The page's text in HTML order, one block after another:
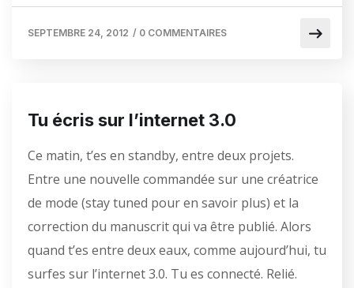
SEPTEMBRE 24, 2012 / 0 COMMENTAIRES
Tu écris sur l’internet 3.0
Ce matin, t’es en standby, entre deux projets.
Entre une nouvelle commandée sur une créatrice
de mode (stay tuned pour en savoir plus) et la
correction du manuscrit qui va être publié. Alors
quand t’es entre deux eaux, comme aujourd’hui, tu
surfes sur l’internet 3.0. Tu es connecté. Relié.